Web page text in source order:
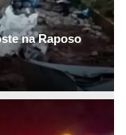
na Raposo